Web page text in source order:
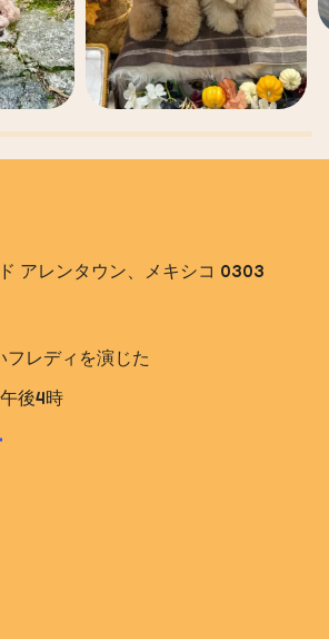
アレンタウン、メキシコ 0303
フレディを演じた
後4時